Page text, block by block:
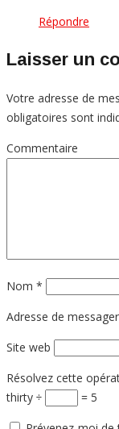
Répondre
Laisser un
Votre adresse de
obligatoires sont
Commentaire
Nom *
Adresse de
Site web
Résolvez cette
thirty ÷
= 5